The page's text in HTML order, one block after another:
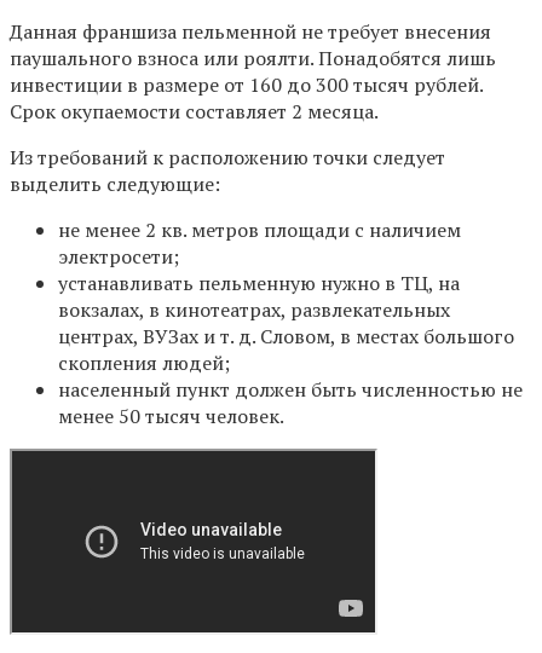
Данная франшиза пельменной не требует внесения
паушального взноса или роялти. Понадобятся лишь
инвестиции в размере от 160 до 300 тысяч рублей.
Срок окупаемости составляет 2 месяца.
Из требований к расположению точки следует
выделить следующие:
не менее 2 кв. метров площади с наличием
электросети;
устанавливать пельменную нужно в ТЦ, на
вокзалах, в кинотеатрах, развлекательных
центрах, ВУЗах и т. д. Словом, в местах большого
скопления людей;
населенный пункт должен быть численностью не
менее 50 тысяч человек.